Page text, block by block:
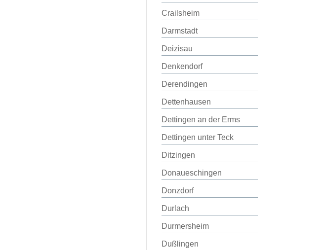
Crailsheim
Darmstadt
Deizisau
Denkendorf
Derendingen
Dettenhausen
Dettingen an der Erms
Dettingen unter Teck
Ditzingen
Donaueschingen
Donzdorf
Durlach
Durmersheim
Dußlingen